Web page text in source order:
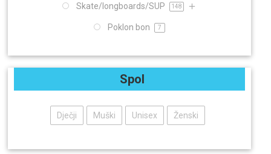
Skate/longboards/SUP 148
Poklon bon 7
Spol
Dječji Muški Unisex Ženski